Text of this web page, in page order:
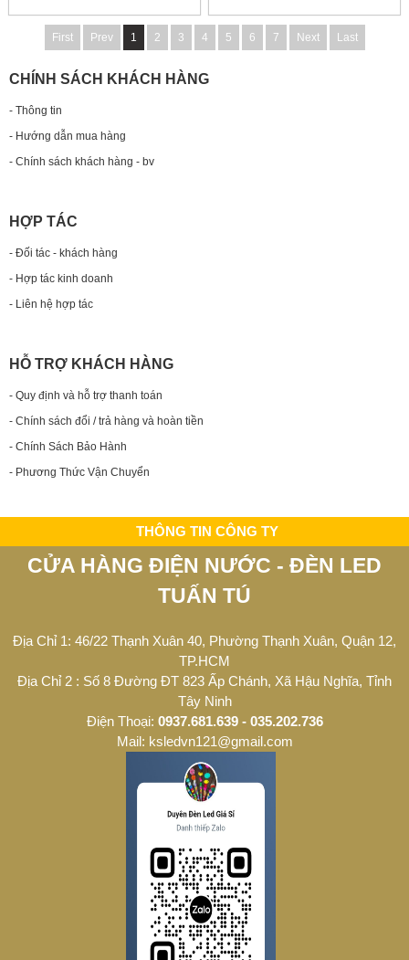
First Prev 1 2 3 4 5 6 7 Next Last
CHÍNH SÁCH KHÁCH HÀNG
- Thông tin
- Hướng dẫn mua hàng
- Chính sách khách hàng - bv
HỢP TÁC
- Đối tác - khách hàng
- Hợp tác kinh doanh
- Liên hệ hợp tác
HỖ TRỢ KHÁCH HÀNG
- Quy định và hỗ trợ thanh toán
- Chính sách đổi / trả hàng và hoàn tiền
- Chính Sách Bảo Hành
- Phương Thức Vận Chuyển
THÔNG TIN CÔNG TY
CỬA HÀNG ĐIỆN NƯỚC - ĐÈN LED
TUẤN TÚ
Địa Chỉ 1: 46/22 Thạnh Xuân 40, Phường Thạnh Xuân, Quận 12,
TP.HCM
Địa Chỉ 2 : Số 8 Đường ĐT 823 Ấp Chánh, Xã Hậu Nghĩa, Tỉnh
Tây Ninh
Điện Thoại: 0937.681.639 - 035.202.736
Mail: ksledvn121@gmail.com